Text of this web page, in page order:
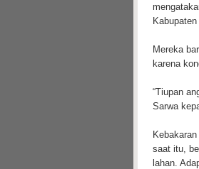
Mereka
karena
“Tiupan
Sarwa
saat itu,
lahan.